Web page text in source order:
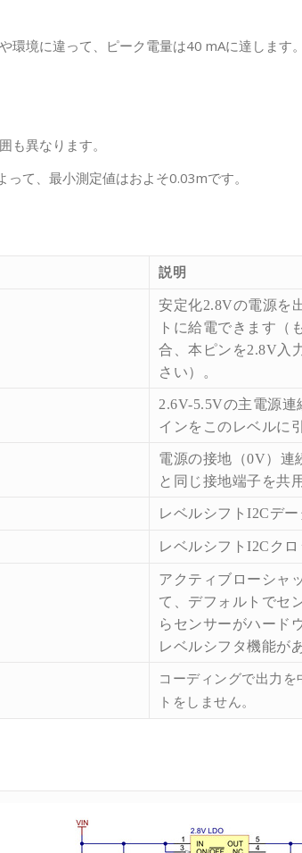
境に違って、ピーク電量は40 mAに達します。
も異なります。
て、最小測定値はおよそ0.03mです。
説明
安定化2.8Vの電源を
トに給電できます（
合、本ピンを2.8V入
さい）。
2.6V-5.5Vの主電源連
インをこのレベルに
電源の接地（0V）連
と同じ接地端子を共
レベルシフト I2Cデー
レベルシフト I2C クロ
アクティブローシャ
て、デフォルトでセ
らセンサーがハード
レベルシフタ機能が
コーディングで出力
トをしません。